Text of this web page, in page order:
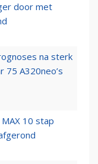
door met
na sterk
75 A320neo’s
10 stap